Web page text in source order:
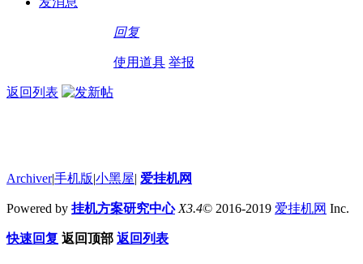
回复
使用道具 举报
返回列表
Archiver|手机版|小黑屋| 爱挂机网
Powered by 挂机方案研究中心 X3.4© 2016-2019 爱挂机网 Inc.
快速回复 返回顶部 返回列表